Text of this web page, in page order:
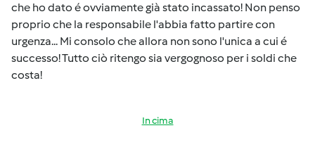
che ho dato é ovviamente già stato incassato! Non penso
proprio che la responsabile l'abbia fatto partire con
urgenza... Mi consolo che allora non sono l'unica a cui é
successo! Tutto ciò ritengo sia vergognoso per i soldi che
costa!
In cima